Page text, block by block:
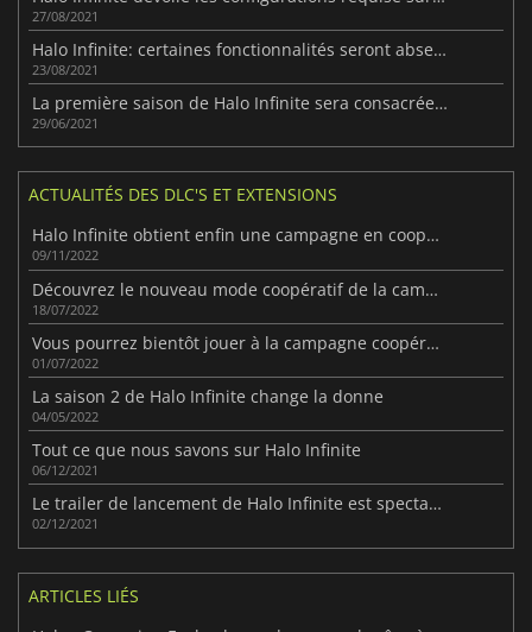
27/08/2021
Halo Infinite: certaines fonctionnalités seront absentes au lancement
23/08/2021
La première saison de Halo Infinite sera consacrée à Reach.
29/06/2021
ACTUALITÉS DES DLC'S ET EXTENSIONS
Halo Infinite obtient enfin une campagne en coopération et Forge
09/11/2022
Découvrez le nouveau mode coopératif de la campagne de Halo : Infinite.
18/07/2022
Vous pourrez bientôt jouer à la campagne coopérative de Halo Infinite
01/07/2022
La saison 2 de Halo Infinite change la donne
04/05/2022
Tout ce que nous savons sur Halo Infinite
06/12/2021
Le trailer de lancement de Halo Infinite est spectaculaire
02/12/2021
ARTICLES LIÉS